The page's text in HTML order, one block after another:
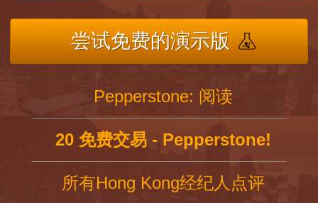
尝试免费的演示版
Pepperstone: 阅读
20 免费交易 - Pepperstone!
所有Hong Kong经纪人点评